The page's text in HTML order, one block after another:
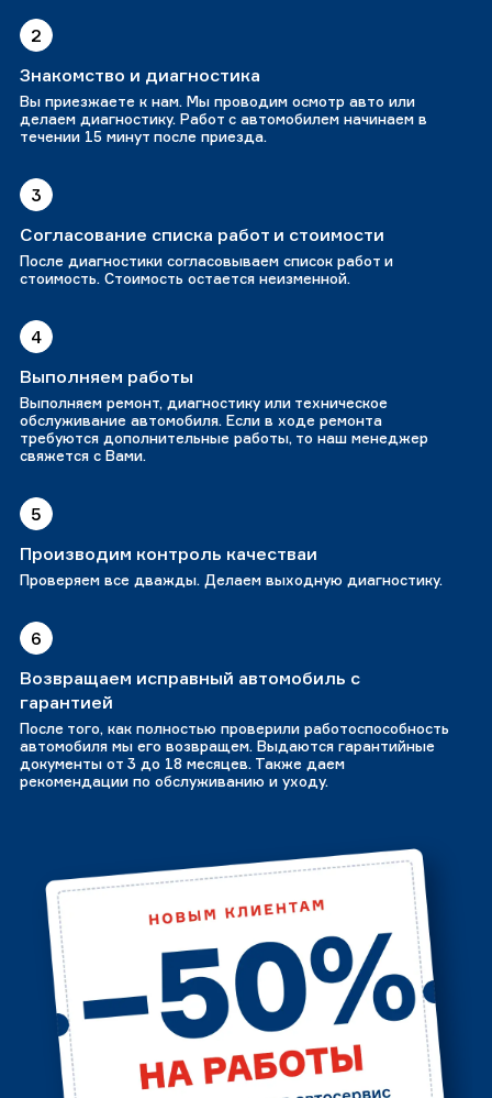
2
Знакомство и диагностика
Вы приезжаете к нам. Мы проводим осмотр авто или
делаем диагностику. Работ с автомобилем начинаем в
течении 15 минут после приезда.
3
Согласование списка работ и стоимости
После диагностики согласовываем список работ и
стоимость. Стоимость остается неизменной.
4
Выполняем работы
Выполняем ремонт, диагностику или техническое
обслуживание автомобиля. Если в ходе ремонта
требуются дополнительные работы, то наш менеджер
свяжется с Вами.
5
Производим контроль качестваи
Проверяем все дважды. Делаем выходную диагностику.
6
Возвращаем исправный автомобиль с
гарантией
После того, как полностью проверили работоспособность
автомобиля мы его возвращем. Выдаются гарантийные
документы от 3 до 18 месяцев. Также даем
рекомендации по обслуживанию и уходу.